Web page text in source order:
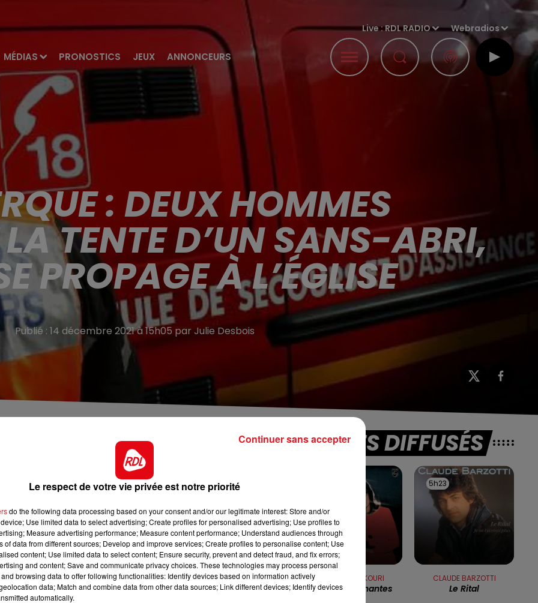
MÉDIAS PRONOSTICS JEUX ANNONCEURS
Live :RDL RADIO Webradios
12h00 - 13h00
RDL & VOUS
13h00 - 16h00
LES APRÈS-MIDI QUI CHANTENT
: DEUX HOMMES
TENTE D’UN SANS-ABRI,
PROPAGE À L’ÉGLISE
Publié : 14 décembre 2021 à 15h05 par Julie Desbois
grâce à la vidéosurveillance de la Ville.
Comme le rapporte Lille Actu,
abri. L’installation de fortune était située dans un
la place Robert Prigent. Les flammes se sont ensuite
a pu être maitrisé à temps par les pompiers. La tente
responsables, qui ont pris la fuite alcoolisés, ont été
de la Ville. Ils seront prochainement jugés.
TITRES DIFFUSÉS
NANA MOUSKOURI
Quand Tu Chantes
5h23
5h23
CLAUDE BARZOTTI
Le Rital
Le respect de votre vie privée est notre priorité
do the following data processing based on your consent and/or our legitimate interest: Store and/or
Use limited data to select advertising; Create profiles for personalised advertising; Use profiles to
Measure advertising performance; Measure content performance; Understand audiences through
of data from different sources; Develop and improve services; Create profiles to personalise content; Use
content; Use limited data to select content; Ensure security, prevent and detect fraud, and fix errors;
and content; Save and communicate privacy choices. These technologies may process personal
browsing data to offer following functionalities: Identify devices based on information actively
data; Match and combine data from other data sources; Link different devices; Identify devices
automatically.
Continuer sans accepter